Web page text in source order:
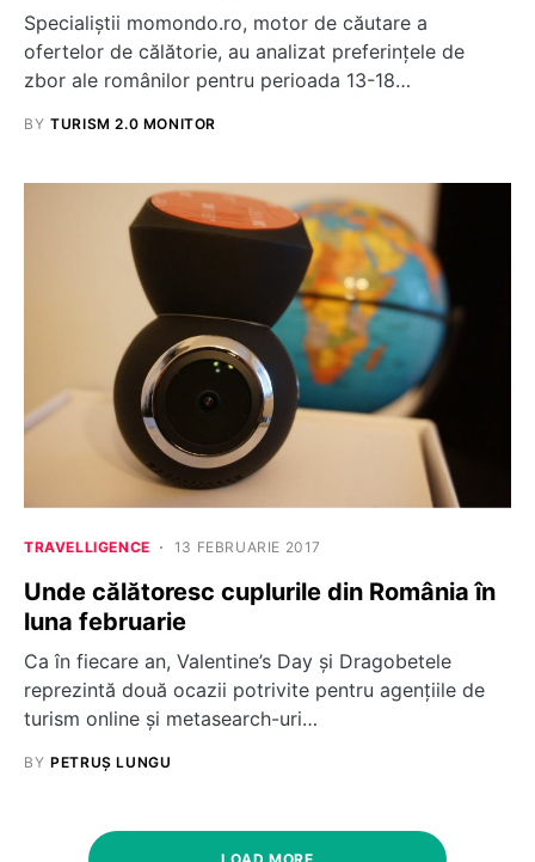
Specialiștii momondo.ro, motor de căutare a
ofertelor de călătorie, au analizat preferințele de
zbor ale românilor pentru perioada 13-18…
BY TURISM 2.0 MONITOR
TRAVELLIGENCE 13 FEBRUARIE 2017
Unde călătoresc cuplurile din România în
luna februarie
Ca în fiecare an, Valentine’s Day şi Dragobetele
reprezintă două ocazii potrivite pentru agențiile de
turism online și metasearch-uri…
BY PETRUȘ LUNGU